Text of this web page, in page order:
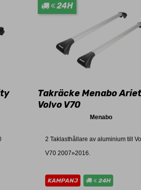
Takräcke Menabo
Volvo V70
Menabo
2 Taklasthållare av aluminium till
V70 2007»2016.
24H
KAMPANJ 24H